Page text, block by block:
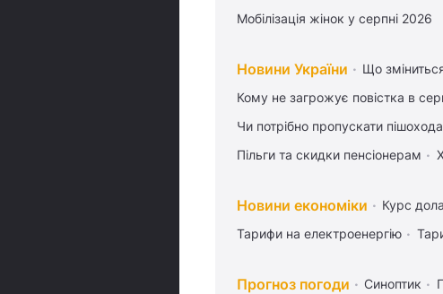
Мобілізація жінок у серпні 2026
Новини України Що
Кому не загрожує повістка в
Чи потрібно пропускати
Пільги та скидки пенсіонерам
Новини економіки Курс
Тарифи на електроенергію
Прогноз погоди Синоптик